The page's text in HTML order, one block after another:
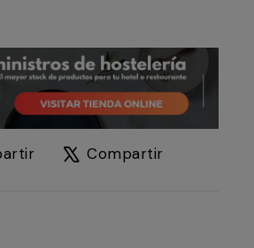
Compartir
Compartir